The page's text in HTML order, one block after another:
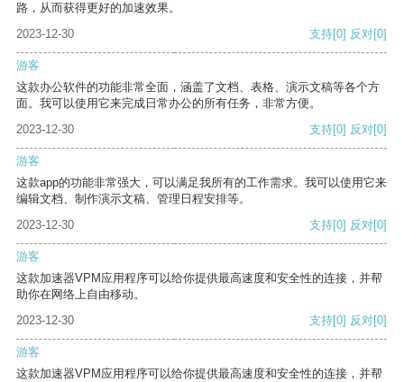
路，从而获得更好的加速效果。
2023-12-30
支持[0] 反对[0]
游客
这款办公软件的功能非常全面，涵盖了文档、表格、演示文稿等各个方
面。我可以使用它来完成日常办公的所有任务，非常方便。
2023-12-30
支持[0] 反对[0]
游客
这款app的功能非常强大，可以满足我所有的工作需求。我可以使用它来
编辑文档、制作演示文稿、管理日程安排等。
2023-12-30
支持[0] 反对[0]
游客
这款加速器VPM应用程序可以给你提供最高速度和安全性的连接，并帮
助你在网络上自由移动。
2023-12-30
支持[0] 反对[0]
游客
这款加速器VPM应用程序可以给你提供最高速度和安全性的连接，并帮